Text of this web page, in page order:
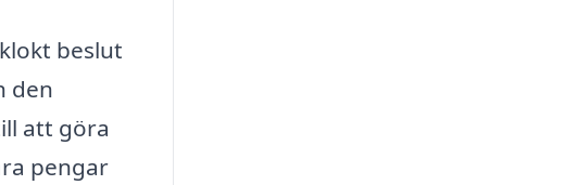
beslut
den
att göra
pengar